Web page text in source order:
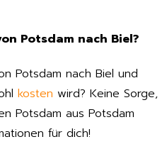
Potsdam nach Biel?
Potsdam nach Biel und
kosten wird? Keine Sorge,
Potsdam aus Potsdam
für dich!